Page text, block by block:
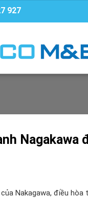
927
của Nakagawa, điều